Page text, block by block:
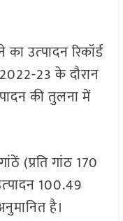
उत्‍पादन रिकॉर्ड
23 के दौरान
की तुलना में
(प्रति गांठ 170
100.49
है।